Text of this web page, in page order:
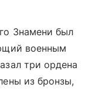
Знамени был
военным
три ордена
из бронзы,